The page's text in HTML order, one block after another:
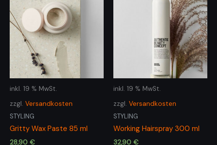
inkl. 19 % MwSt.
zzgl. Versandkosten
STYLING
Gritty Wax Paste 85 ml
28,90 €
inkl. 19 % MwSt.
zzgl. Versandkosten
STYLING
Working Hairspray 300 ml
32,90 €